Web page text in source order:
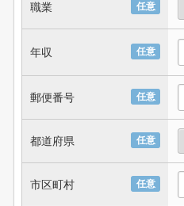
任意
職業
任意
年収
任意
郵便番号
任意
都道府県
任意
市区町村